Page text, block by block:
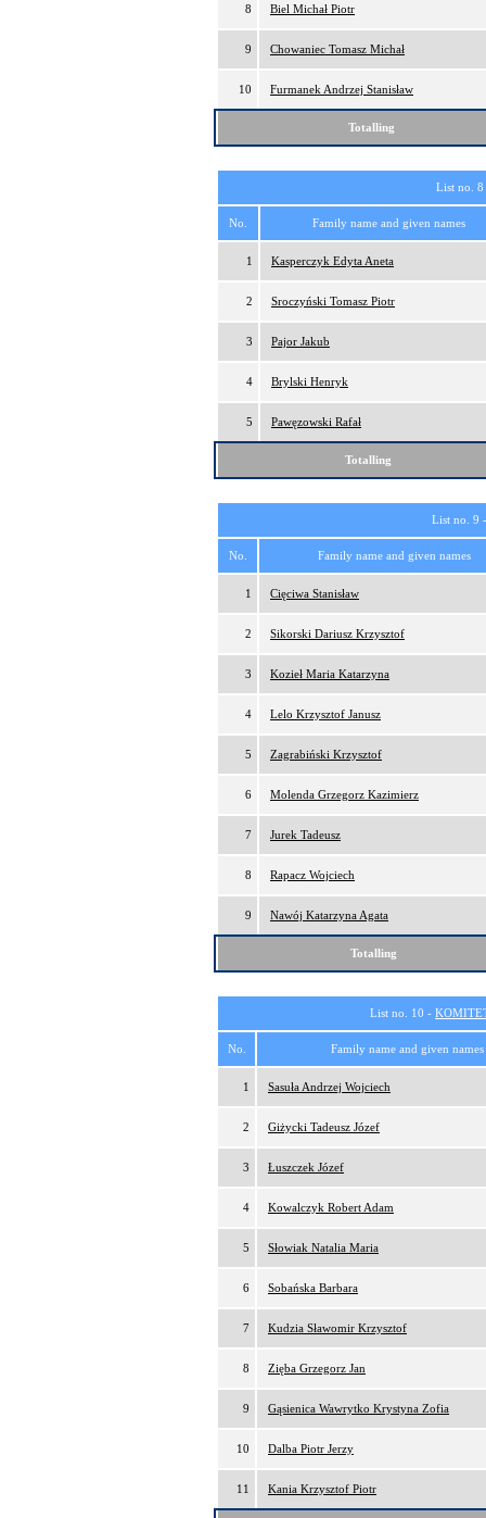
8 Biel Michał Piotr
9 Chowaniec Tomasz Michał
10 Furmanek Andrzej Stanisław
Totalling
List no.
No. Family name and given names
1 Kasperczyk Edyta Aneta
2 Sroczyński Tomasz Piotr
3 Pajor Jakub
4 Brylski Henryk
5 Pawęzowski Rafał
Totalling
List no. 9
No. Family name and given names
1 Cięciwa Stanisław
2 Sikorski Dariusz Krzysztof
3 Kozieł Maria Katarzyna
4 Lelo Krzysztof Janusz
5 Zagrabiński Krzysztof
6 Molenda Grzegorz Kazimierz
7 Jurek Tadeusz
8 Rapacz Wojciech
9 Nawój Katarzyna Agata
Totalling
List no. 10 -
No. Family name and given names
1 Sasuła Andrzej Wojciech
2 Giżycki Tadeusz Józef
3 Łuszczek Józef
4 Kowalczyk Robert Adam
5 Słowiak Natalia Maria
6 Sobańska Barbara
7 Kudzia Sławomir Krzysztof
8 Zięba Grzegorz Jan
9 Gąsienica Wawrytko Krystyna Zofia
10 Dalba Piotr Jerzy
11 Kania Krzysztof Piotr